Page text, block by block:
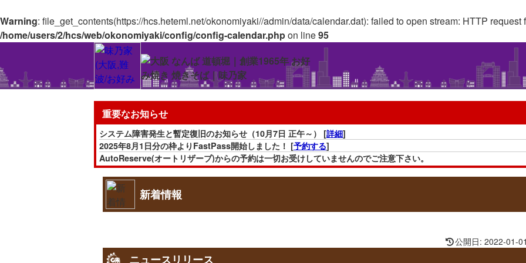
Warning: file_get_contents(https://hcs.heteml.net/okonomiyaki//admin/data/calendar.dat): failed to open stream: HTTP
/home/users/2/hcs/web/okonomiyaki/config/config-calendar.phpon line95
重要なお知らせ
システム障害発生と暫定復旧のお知らせ（10月7日 正午～） [詳細]
2025年8月1日分の枠よりFastPass開始しました！ [予約する]
AutoReserve(オートリザーブ)からの予約は一切お受けしていませんのでご注意下さい。
またAutoReserve経由での枠(「FastPass」を含む)は全て無効となります。ご理解の程よろしくお願い致します。
通販サイトは一時取り扱いを休止しています。(休止期間：4月20日∼未定) [
新着情報
公開日: 2022-01-
ニュースリリース